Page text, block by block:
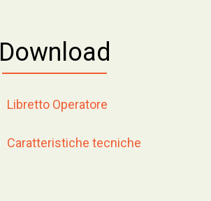
Download
Libretto Operatore
Caratteristiche tecniche